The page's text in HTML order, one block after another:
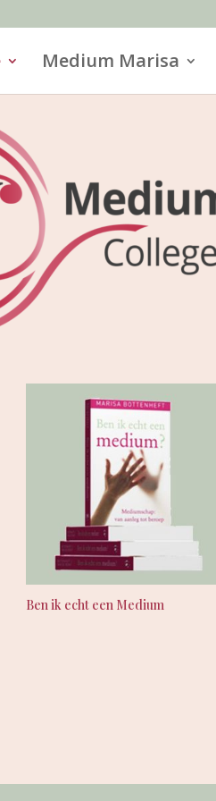
Medium Marisa
Ben ik echt een Medium